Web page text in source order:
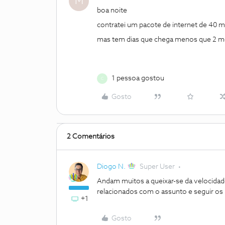
boa noite
contratei um pacote de internet de 40
mas tem dias que chega menos que 2
1 pessoa gostou
Gosto
2 Comentários
+1
Diogo N. Super User
Andam muitos a queixar-se da
relacionados com o assunto e seguir
Gosto